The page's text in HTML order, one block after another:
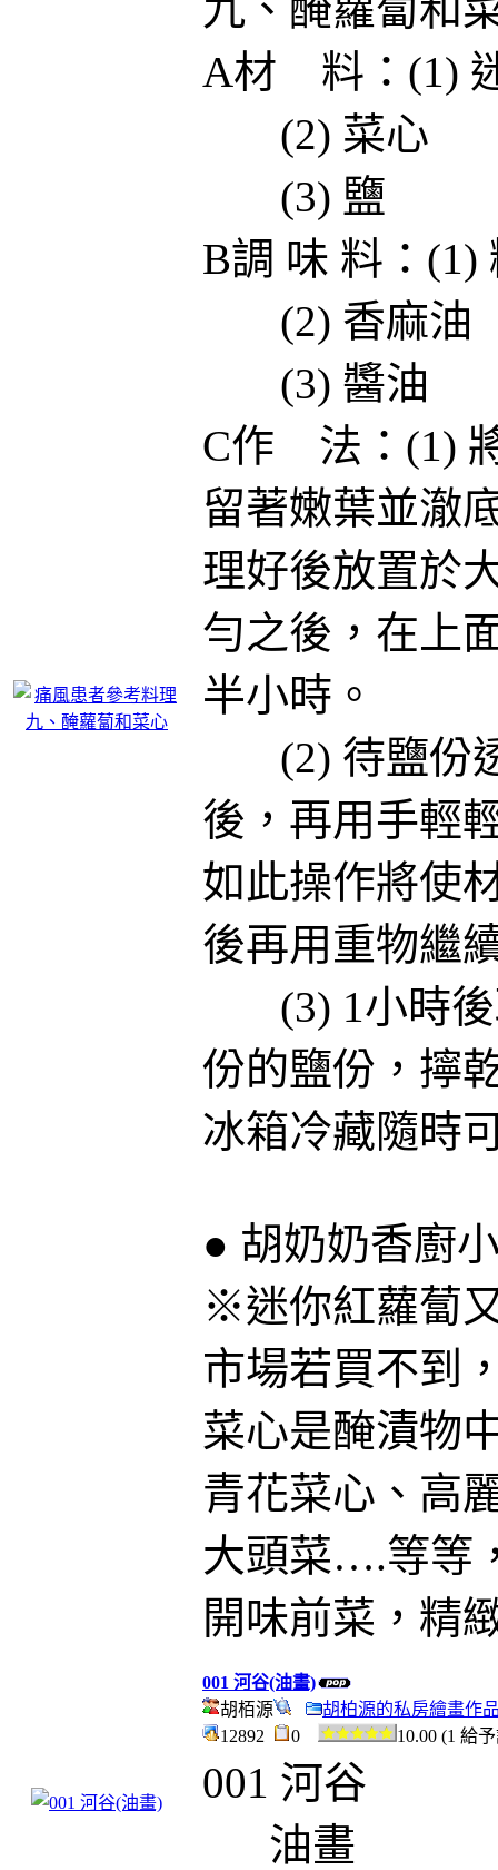
A材 料：
(2) 菜
(3) 鹽
B調 味 料
(2) 香麻
(3) 醬
C作 法：(1)
留著嫩葉並澈
理好後放置於
勻之後，在上
半小時。
(2) 待鹽份透
後，再用手輕
如此操作將使
後再用重物繼
(3) 1小時後
份的鹽份，擰
冰箱冷藏隨時
● 胡奶奶香廚
※迷你紅蘿蔔
市場若買不到
菜心是醃漬物
青花菜心、高
大頭菜….等等
開味前菜，精
001 河谷(油畫)
胡栢源
胡柏源的私房繪畫作
12892
0 10.00 (1 給
001 河谷
油畫